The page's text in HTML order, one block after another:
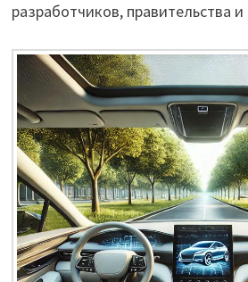
разработчиков, правительства